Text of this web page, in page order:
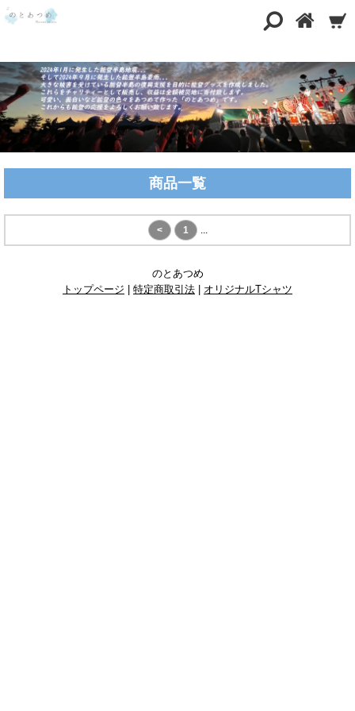
商品一覧
< 1 ...
のとあつめ
トップページ
特定商取引法 オリジナルTシャツ